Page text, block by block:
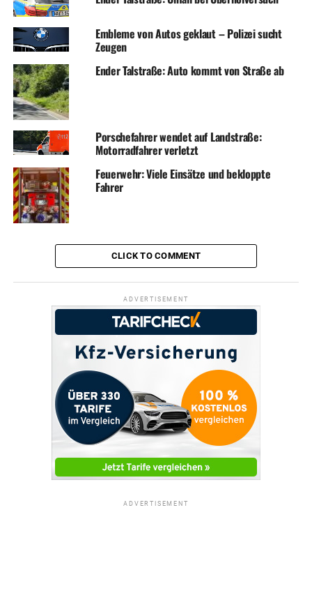
Embleme von Autos geklaut – Polizei sucht
Zeugen
Ender Talstraße: Auto kommt von Straße ab
Porschefahrer wendet auf Landstraße:
Motorradfahrer verletzt
Feuerwehr: Viele Einsätze und bekloppte
Fahrer
CLICK TO COMMENT
ADVERTISEMENT
ADVERTISEMENT